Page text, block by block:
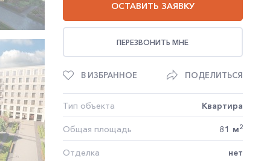
ОСТАВИТЬ ЗАЯВКУ
ПЕРЕЗВОНИТЬ МНЕ
В ИЗБРАННОЕ ПОДЕЛИТЬСЯ
Тип объекта Квартира
Общая площадь 81 м2
Отделка нет